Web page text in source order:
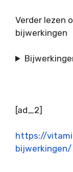
Verder lezen
bijwerkingen
[ad_2]
https://
bijwerkingen/